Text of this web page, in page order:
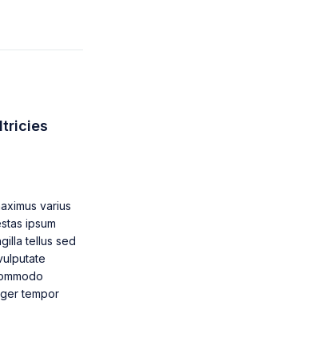
varius
ipsum
tellus sed
tempor